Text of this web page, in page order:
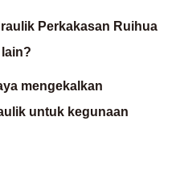
Perkakasan Ruihua
mengekalkan
untuk kegunaan